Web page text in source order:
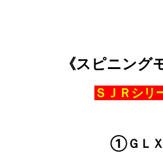
《スピニング
ＳＪＲシリ
①ＧＬＸ